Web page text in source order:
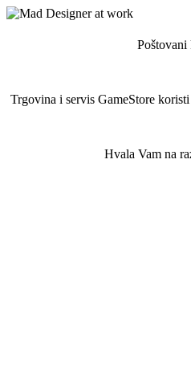
Poštovani
Trgovina i servis GameStore
Hvala Vam na